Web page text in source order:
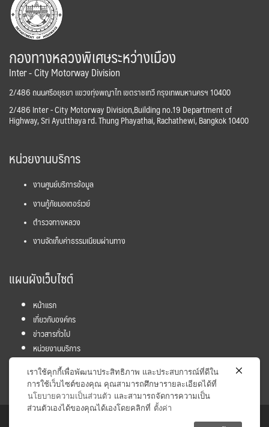
กองทางหลวงพิเศษระหว่างเมือง
Inter - City Motorway Division
2/486 ถนนศรีอยุธยา แขวงทุ่งพญาไท เขตราชเทวี กรุงเทพมหานครฯ 10400
2/486 Inter - City Motorway Division,Building no.19 Department of
Highway, Sri Ayutthaya rd. Thung Phayathai, Rachathewi, Bangkok 10400
หน่วยงานบริการ
งานศูนย์บริการข้อมูล
งานกู้ภัยมอเตอร์เวย์
ตำรวจทางหลวง
งานจัดเก็บค่าธรรมเนียมผ่านทาง
แผนผังเว็บไซต์
หน้าแรก
เกี่ยวกับองค์กร
ข่าวสารทั่วไป
หน่วยงานบริการ
โครงการ
ข้อมูลและสถิติ
เราใช้คุกกี้เพื่อพัฒนาประสิทธิภาพ และประสบการณ์ที่ดีใน
การใช้เว็บไซต์ของคุณ คุณสามารถศึกษารายละเอียดได้ที่
นโยบายความเป็นส่วนตัว และสามารถจัดการความเป็น
ส่วนตัวเองได้ของคุณได้เองโดยคลิกที่ ตั้งค่า